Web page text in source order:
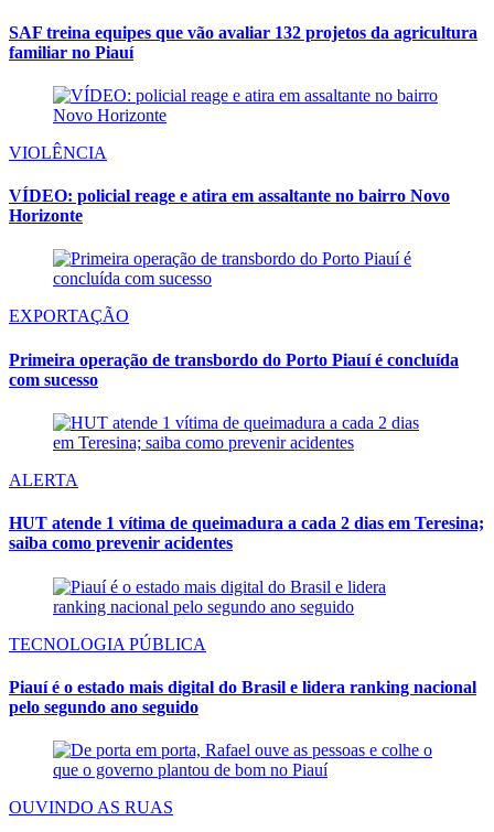
SAF treina equipes que vão avaliar 132 projetos da agricultura
familiar no Piauí
VIOLÊNCIA
VÍDEO: policial reage e atira em assaltante no bairro Novo
Horizonte
EXPORTAÇÃO
Primeira operação de transbordo do Porto Piauí é concluída
com sucesso
ALERTA
HUT atende 1 vítima de queimadura a cada 2 dias em Teresina;
saiba como prevenir acidentes
TECNOLOGIA PÚBLICA
Piauí é o estado mais digital do Brasil e lidera ranking nacional
pelo segundo ano seguido
OUVINDO AS RUAS